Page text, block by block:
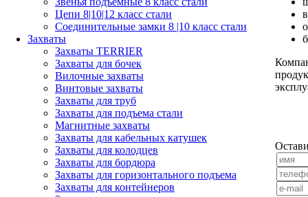
Цепи 8|10|12 класс стали
Соединительные замки 8 |10 класс стали
Захваты
Захваты TERRIER
Захваты для бочек
Вилочные захваты
Винтовые захваты
Захваты для труб
Захваты для подъема стали
Магнитные захваты
Захваты для кабельных катушек
Захваты для колодцев
Захваты для бордюра
Захваты для горизонтального подъема
Захваты для контейнеров